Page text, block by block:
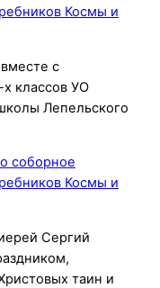
с
классов УО
Лепельского
Сергий
таин и